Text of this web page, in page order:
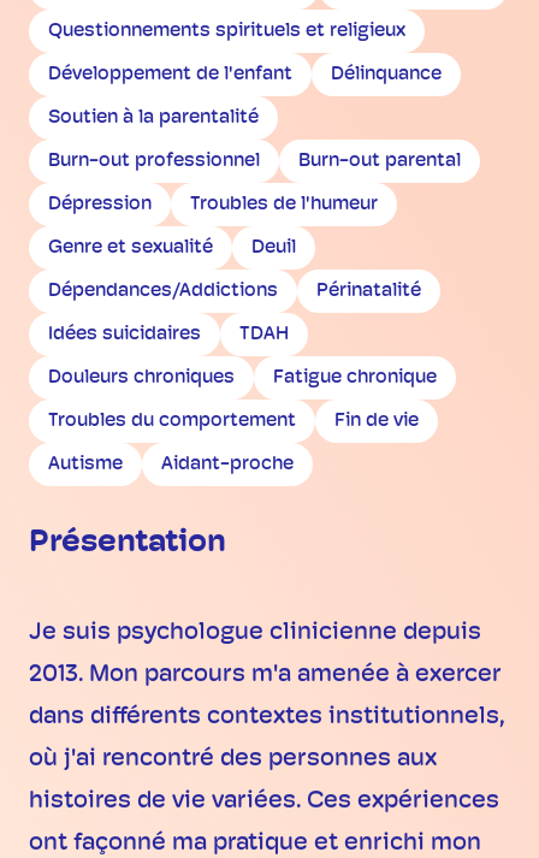
Questionnements spirituels et religieux
Développement de l'enfant Délinquance
Soutien à la parentalité
Burn-out professionnel Burn-out parental
Dépression Troubles de l'humeur
Genre et sexualité Deuil
Dépendances/Addictions Périnatalité
Idées suicidaires TDAH
Douleurs chroniques Fatigue chronique
Troubles du comportement Fin de vie
Autisme Aidant-proche
Présentation
Je suis psychologue clinicienne depuis
2013. Mon parcours m'a amenée à exercer
dans différents contextes institutionnels,
où j'ai rencontré des personnes aux
histoires de vie variées. Ces expériences
ont façonné ma pratique et enrichi mon